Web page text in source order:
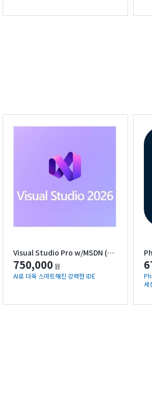
Visual Studio Pro w/MSDN (ALL) OLV
750,000 원
AI로 더욱 스마트해진 강력한 IDE
세